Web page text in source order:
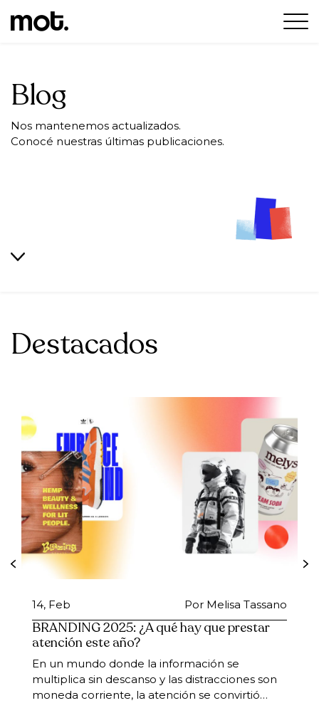
Blog
Nos mantenemos actualizados.
Conocé nuestras últimas publicaciones.
Destacados
14, Feb Por Melisa Tassano
BRANDING 2025: ¿A qué hay que prestar
atención este año?
En un mundo donde la información se
multiplica sin descanso y las distracciones son
moneda corriente, la atención se convirtió…
Previous